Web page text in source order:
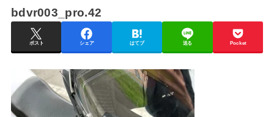
bdvr003_pro.42
ポスト シェア はてブ 送る Pocket